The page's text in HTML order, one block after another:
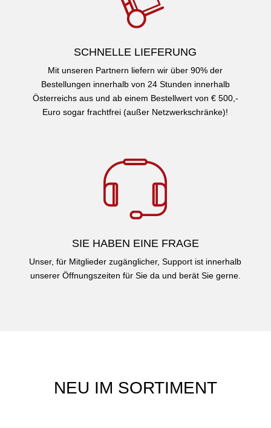
SCHNELLE LIEFERUNG
Mit unseren Partnern liefern wir über 90% der
Bestellungen innerhalb von 24 Stunden innerhalb
Österreichs aus und ab einem Bestellwert von € 500,-
Euro sogar frachtfrei (außer Netzwerkschränke)!
SIE HABEN EINE FRAGE
Unser, für Mitglieder zugänglicher, Support ist innerhalb
unserer Öffnungszeiten für Sie da und berät Sie gerne.
NEU IM SORTIMENT